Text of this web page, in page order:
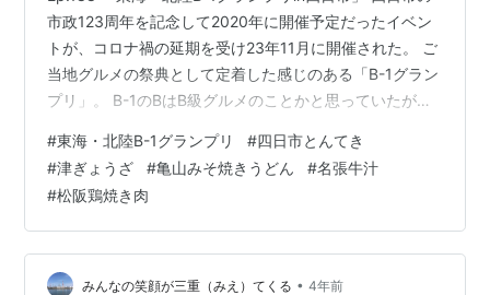
市政123周年を記念して2020年に開催予定だったイベン
トが、コロナ禍の延期を受け23年11月に開催された。 ご
当地グルメの祭典として定着した感じのある「B-1グラン
プリ」。 B-1のBはB級グルメのことかと思っていたが地
大会のため、この地域から15団体（ご当地グルメ15個）
が出店したが、「ゲスト団体」という名目で青森や愛媛
からも5団体が来ていた。かなり緩いようだ。 初日
11/18（土）の10時。開始時刻前に会場の三滝通りに到
着。既に来場者がたくさんいて行列もできている。 事前
に…
#東海・北陸B-1グランプリ #四日市とんてき
#津ぎょうざ #亀山みそ焼きうどん #名張牛汁
#松阪鶏焼き肉
みんなの笑顔が三重（みえ）てくる • 4年前